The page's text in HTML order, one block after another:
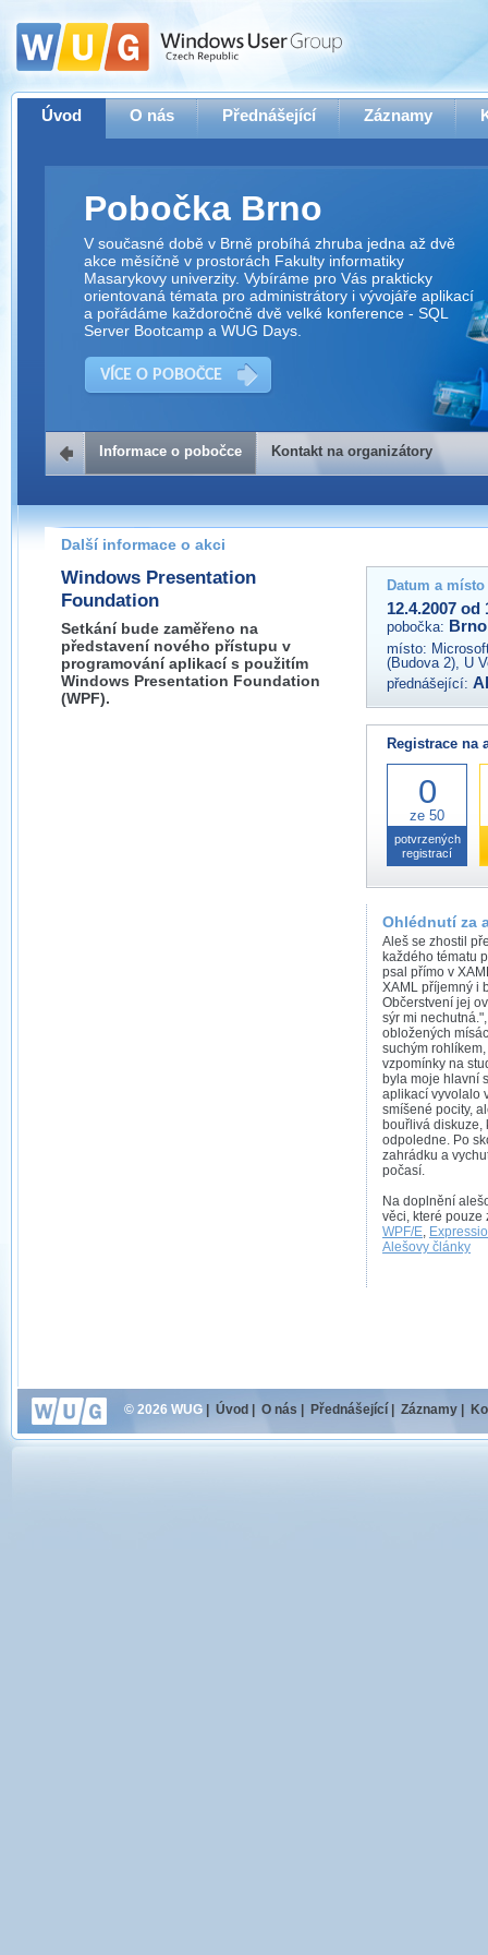
Úvod O nás Přednášející Záznamy
Pobočka Brno
V současné době v Brně probíhá zhruba jedna až dvě
akce měsíčně v prostorách Fakulty informatiky
Masarykovy univerzity. Vybíráme pro Vás prakticky
orientovaná témata pro administrátory i vývojáře aplikací
a pořádáme každoročně dvě velké konference - SQL
Server Bootcamp a WUG Days.
VÍCE O POBOČCE
Kontakt na organizátory
Pokud máte jakýkoliv dotaz na organizátory této akce,
prosím neváhejte nás kontaktovat na e-mailu:
brno@wug.cz
Informace o pobočce Kontakt na organizátory
Další informace o akci
Windows Presentation
Foundation
Setkání bude zaměřeno na
představení nového přístupu v
programování aplikací s použitím
Windows Presentation Foundation
(WPF).
Datum a
12.4.2007 od
pobočka: Brno
místo:
(Budova 2), U
přednášející:
Registrace na
0
ze 50
potvrzených
registrací
Ohlédnutí za
Aleš se zhostil
každého tématu
psal přímo v
XAML příjemný i
Občerstvení jej
sýr mi
obložených
suchým
vzpomínky na
byla moje hlavní
aplikací vyvolalo
smíšené pocity,
bouřlivá diskuze,
odpoledne. Po
zahrádku a
počasí.
Na doplnění
věci, které pouze
WPF/E,
Alešovy články
© 2026 WUG Úvod O nás Přednášející Záznamy